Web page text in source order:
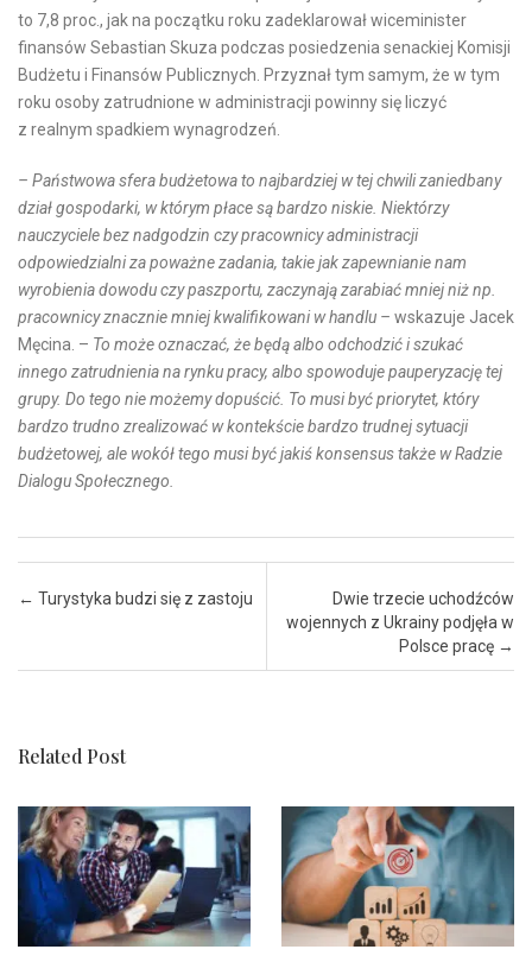
to 7,8 proc., jak na początku roku zadeklarował wiceminister
finansów Sebastian Skuza podczas posiedzenia senackiej Komisji
Budżetu i Finansów Publicznych. Przyznał tym samym, że w tym
roku osoby zatrudnione w administracji powinny się liczyć
z realnym spadkiem wynagrodzeń.
– Państwowa sfera budżetowa to najbardziej w tej chwili zaniedbany
dział gospodarki, w którym płace są bardzo niskie. Niektórzy
nauczyciele bez nadgodzin czy pracownicy administracji
odpowiedzialni za poważne zadania, takie jak zapewnianie nam
wyrobienia dowodu czy paszportu, zaczynają zarabiać mniej niż np.
pracownicy znacznie mniej kwalifikowani w handlu – wskazuje Jacek
Męcina. – To może oznaczać, że będą albo odchodzić i szukać
innego zatrudnienia na rynku pracy, albo spowoduje pauperyzację tej
grupy. Do tego nie możemy dopuścić. To musi być priorytet, który
bardzo trudno zrealizować w kontekście bardzo trudnej sytuacji
budżetowej, ale wokół tego musi być jakiś konsensus także w Radzie
Dialogu Społecznego.
Post navigation
← Turystyka budzi się z zastoju
Dwie trzecie uchodźców
wojennych z Ukrainy podjęła w
Polsce pracę →
Related Post